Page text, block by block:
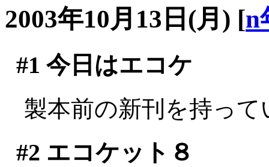
2003年10月13日(月) [n
#1 今日はエコケ
製本前の新刊を持っ
#2 エコケット８